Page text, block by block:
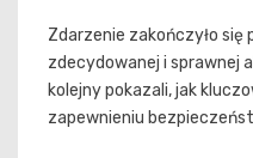
Zdarzenie zakończyło się
zdecydowanej i sprawnej
kolejny pokazali, jak
zapewnieniu